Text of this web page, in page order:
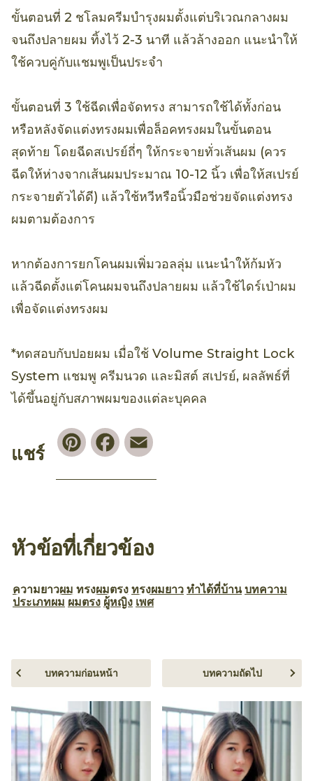
ขั้นตอนที่ 2 ชโลมครีมบำรุงผมตั้งแต่บริเวณกลางผม
จนถึงปลายผม ทิ้งไว้ 2-3 นาที แล้วล้างออก แนะนำให้
ใช้ควบคู่กับแชมพูเป็นประจำ
ขั้นตอนที่ 3 ใช้ฉีดเพื่อจัดทรง สามารถใช้ได้ทั้งก่อน
หรือหลังจัดแต่งทรงผมเพื่อล็อคทรงผมในขั้นตอน
สุดท้าย โดยฉีดสเปรย์ถี่ๆ ให้กระจายทั่วเส้นผม (ควร
ฉีดให้ห่างจากเส้นผมประมาณ 10-12 นิ้ว เพื่อให้สเปรย์
กระจายตัวได้ดี) แล้วใช้หวีหรือนิ้วมือช่วยจัดแต่งทรง
ผมตามต้องการ
หากต้องการยกโคนผมเพิ่มวอลลุ่ม แนะนำให้ก้มหัว
แล้วฉีดตั้งแต่โคนผมจนถึงปลายผม แล้วใช้ไดร์เป่าผม
เพื่อจัดแต่งทรงผม
*ทดสอบกับปอยผม เมื่อใช้ Volume Straight Lock
System แชมพู ครีมนวด และมิสต์ สเปรย์, ผลลัพธ์ที่
ได้ขึ้นอยู่กับสภาพผมของแต่ละบุคคล
แชร์
PinterestFacebook
หัวข้อที่เกี่ยวข้อง
ความยาวผม ทรงผมตรง ทรงผมยาว ทำได้ที่บ้าน บทความ
ประเภทผม ผมตรง ผู้หญิง เพศ
บทความก่อนหน้า บทความถัดไป